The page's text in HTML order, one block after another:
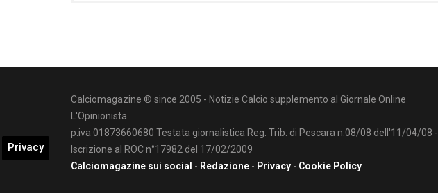
Calciomagazine ® since 2005 - Notizie Calcio supplemento al Giornale Online
L'Opinionista
p.iva 01873660680 Testata giornalistica Reg. Trib. di Pescara n.08/08 dell'11/04/08 -
Iscrizione al ROC n°17982 del 17/02/2009
Calciomagazine sui social - Redazione - Privacy - Cookie Policy
Privacy